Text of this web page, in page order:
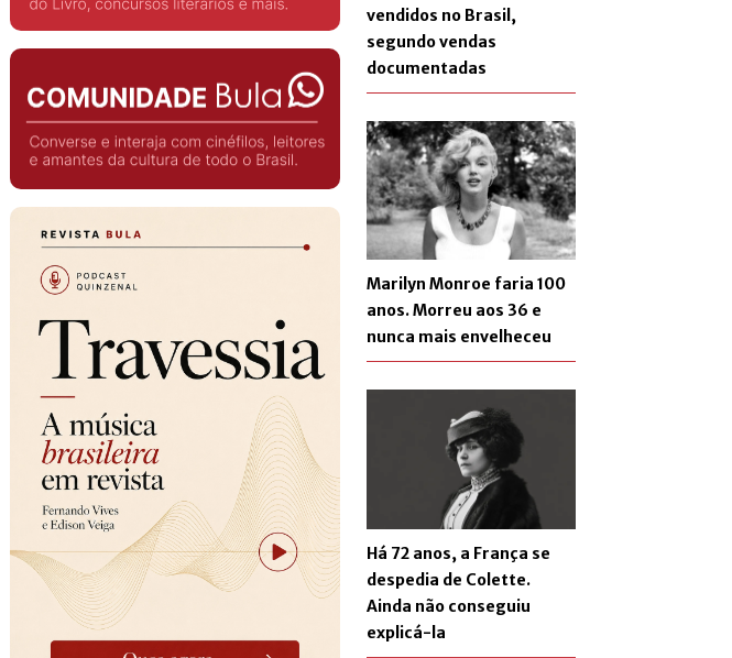
vendidos no Brasil,
segundo vendas
documentadas
Marilyn Monroe faria 100
anos. Morreu aos 36 e
nunca mais envelheceu
Há 72 anos, a França se
despedia de Colette.
Ainda não conseguiu
explicá-la